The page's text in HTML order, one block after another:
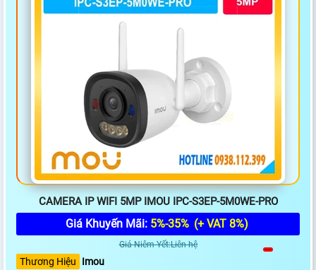
CAMERA IP WIFI 5MP IMOU IPC-S3EP-5M0WE-PRO
Giá Khuyến Mãi: 5%-35% (+ VAT 8%)
Giá Niêm Yết:Liên hệ
Thương Hiệu
Imou